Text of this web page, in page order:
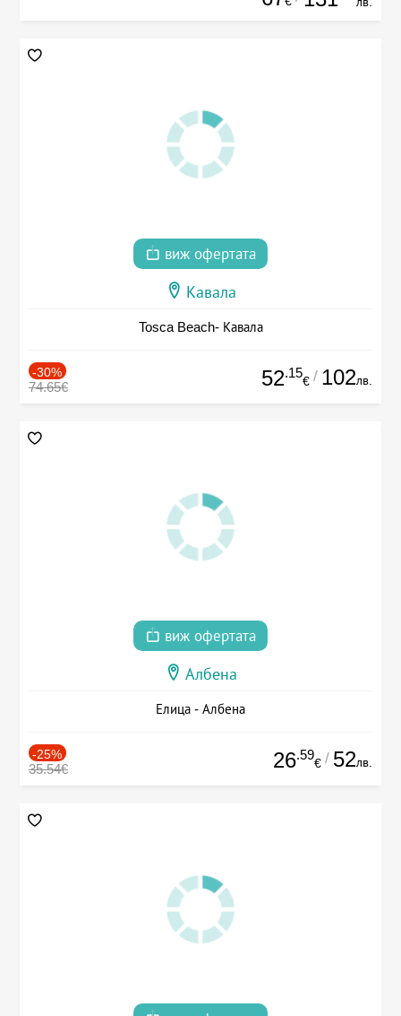
виж офертата
Кавала
Tosca Beach- Кавала
-30%
74.65€ 52.15
€ / 102лв.
виж офертата
Албена
Елица - Албена
-25%
35.54€ 26.59
€ / 52лв.